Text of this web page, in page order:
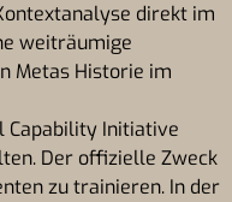
direkt im
weiträumige
Metas Historie im
Capability Initiative
Der offizielle Zweck
zu trainieren. In der